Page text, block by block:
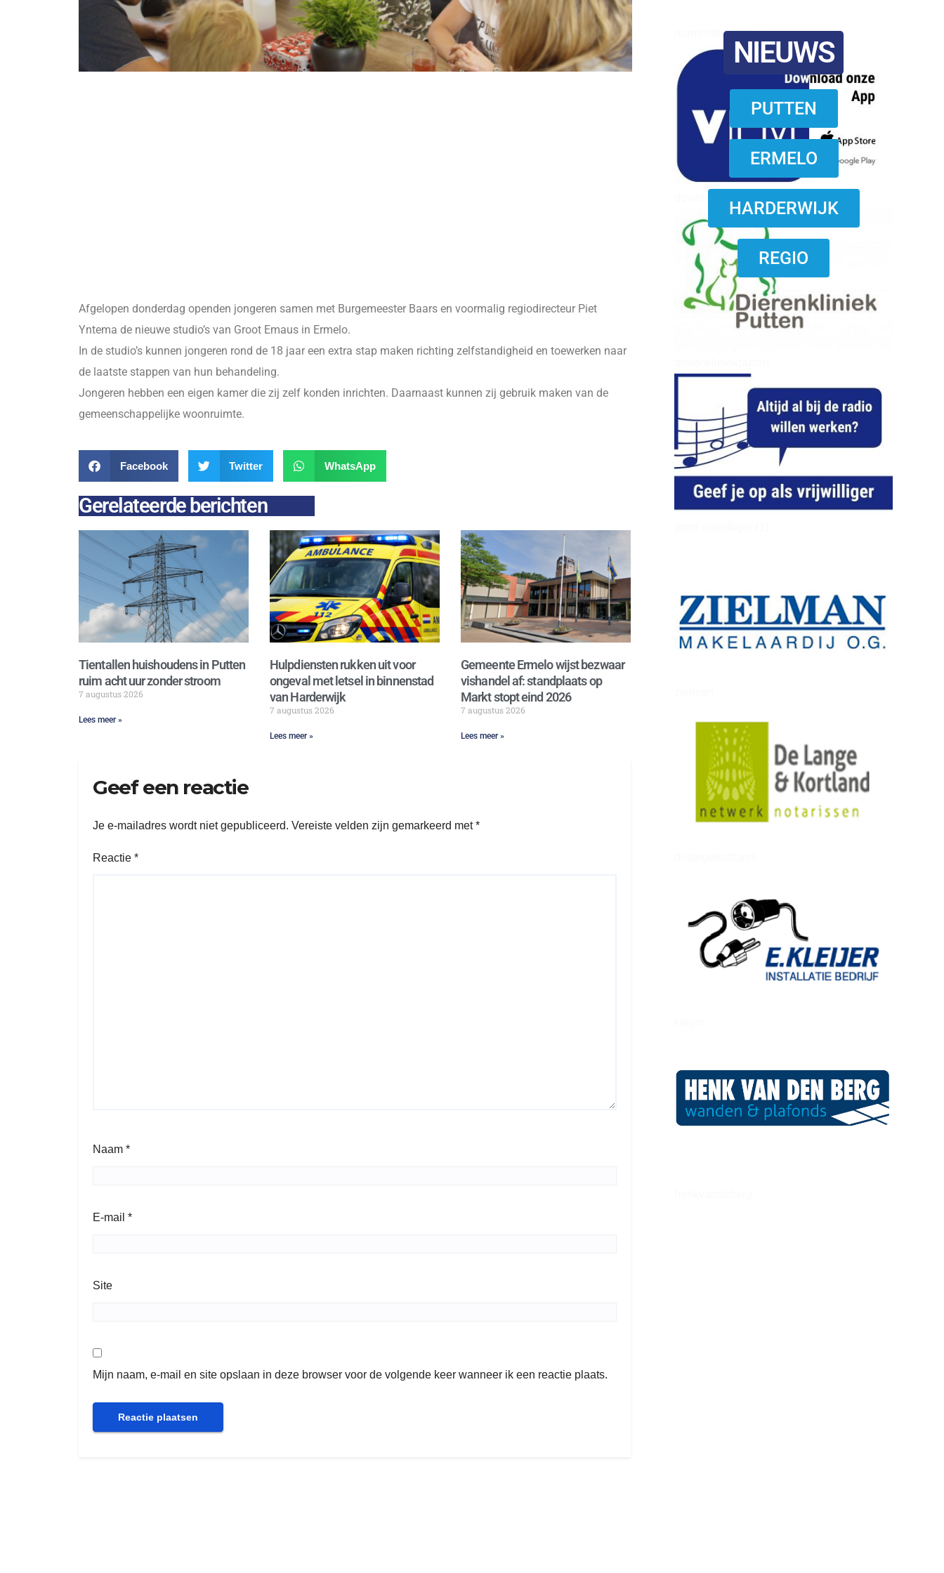
reanimatie ermelo
NIEUWS
PUTTEN
ERMELO
HARDERWIJK
REGIO
Afgelopen donderdag openden jongeren samen met Burgemeester Baars en voormalig regiodirecteur Piet
Yntema de nieuwe studio’s van Groot Emaus in Ermelo.
In de studio’s kunnen jongeren rond de 18 jaar een extra stap maken richting zelfstandigheid en toewerken naar
de laatste stappen van hun behandeling.
Jongeren hebben een eigen kamer die zij zelf konden inrichten. Daarnaast kunnen zij gebruik maken van de
gemeenschappelijke woonruimte.
Facebook Twitter WhatsApp
Gerelateerde berichten
Tientallen huishoudens in Putten
ruim acht uur zonder stroom
7 augustus 2026
Lees meer »
Hulpdiensten rukken uit voor
ongeval met letsel in binnenstad
van Harderwijk
7 augustus 2026
Lees meer »
Gemeente Ermelo wijst bezwaar
vishandel af: standplaats op
Markt stopt eind 2026
7 augustus 2026
Lees meer »
Geef een reactie
Je e-mailadres wordt niet gepubliceerd. Vereiste velden zijn gemarkeerd met*
Reactie *
Naam *
E-mail *
Site
Mijn naam, e-mail en site opslaan in deze browser voor de volgende keer wanneer ik een reactie plaats.